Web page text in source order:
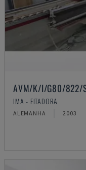
AVM/K/I/G80/822/
IMA - FITADORA
ALEMANHA 2003